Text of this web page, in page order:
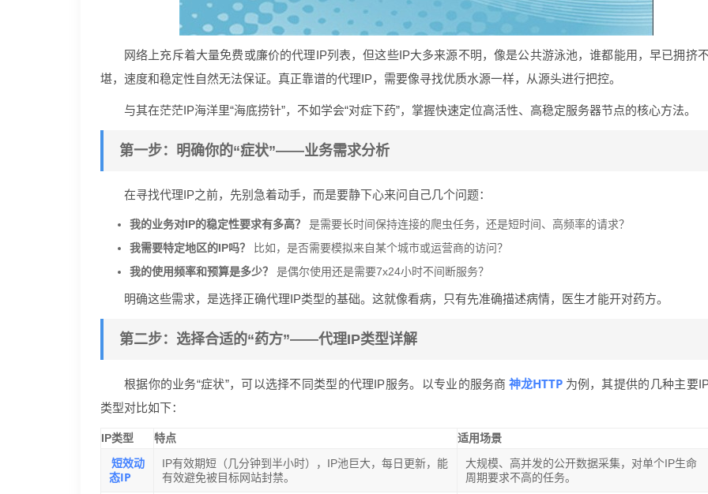
网络上充斥着大量免费或廉价的代理IP列表，但这些IP大多来源不明，像是公共游泳池，谁都能用，早已拥挤
堪，速度和稳定性自然无法保证。真正靠谱的代理IP，需要像寻找优质水源一样，从源头进行把控。
与其在茫茫IP海洋里“海底捞针”，不如学会“对症下药”，掌握快速定位高活性、高稳定服务器节点的核心方法。
第一步：明确你的“症状”——业务需求分析
在寻找代理IP之前，先别急着动手，而是要静下心来问自己几个问题：
我的业务对IP的稳定性要求有多高？
是需要长时间保持连接的爬虫任务，还是短时间、高频率的请求？
我需要特定地区的IP吗？
比如，是否需要模拟来自某个城市或运营商的访问？
我的使用频率和预算是多少？
是偶尔使用还是需要7x24小时不间断服务？
明确这些需求，是选择正确代理IP类型的基础。这就像看病，只有先准确描述病情，医生才能开对药方。
第二步：选择合适的“药方”——代理IP类型详解
根据你的业务“症状”，可以选择不同类型的代理IP服务。以专业的服务商 神龙HTTP 为例，其提供的几种主要
类型对比如下：
IP类型 特点 适用场景
短效动
态IP
IP有效期短（几分钟到半小时），IP池巨大，每日更新，能
有效避免被目标网站封禁。
大规模、高并发的公开数据采集，对单个IP生命
周期要求不高的任务。